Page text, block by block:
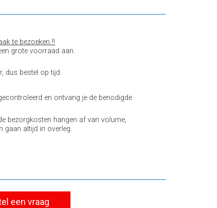
te bezoeken !!
grote voorraad aan.
dus bestel op tijd.
en ontvang je de benodigde
bezorgkosten hangen af van volume,
gaan altijd in overleg.
een vraag